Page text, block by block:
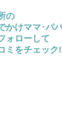
の
かけママ･パ
ォローして
ミをチェック!